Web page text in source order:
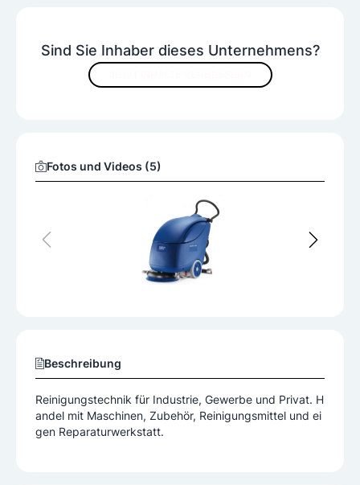
Sind Sie Inhaber dieses Unternehmens?
Fotos und Videos (5)
Beschreibung
Reinigungstechnik für Industrie, Gewerbe und Privat. H
andel mit Maschinen, Zubehör, Reinigungsmittel und ei